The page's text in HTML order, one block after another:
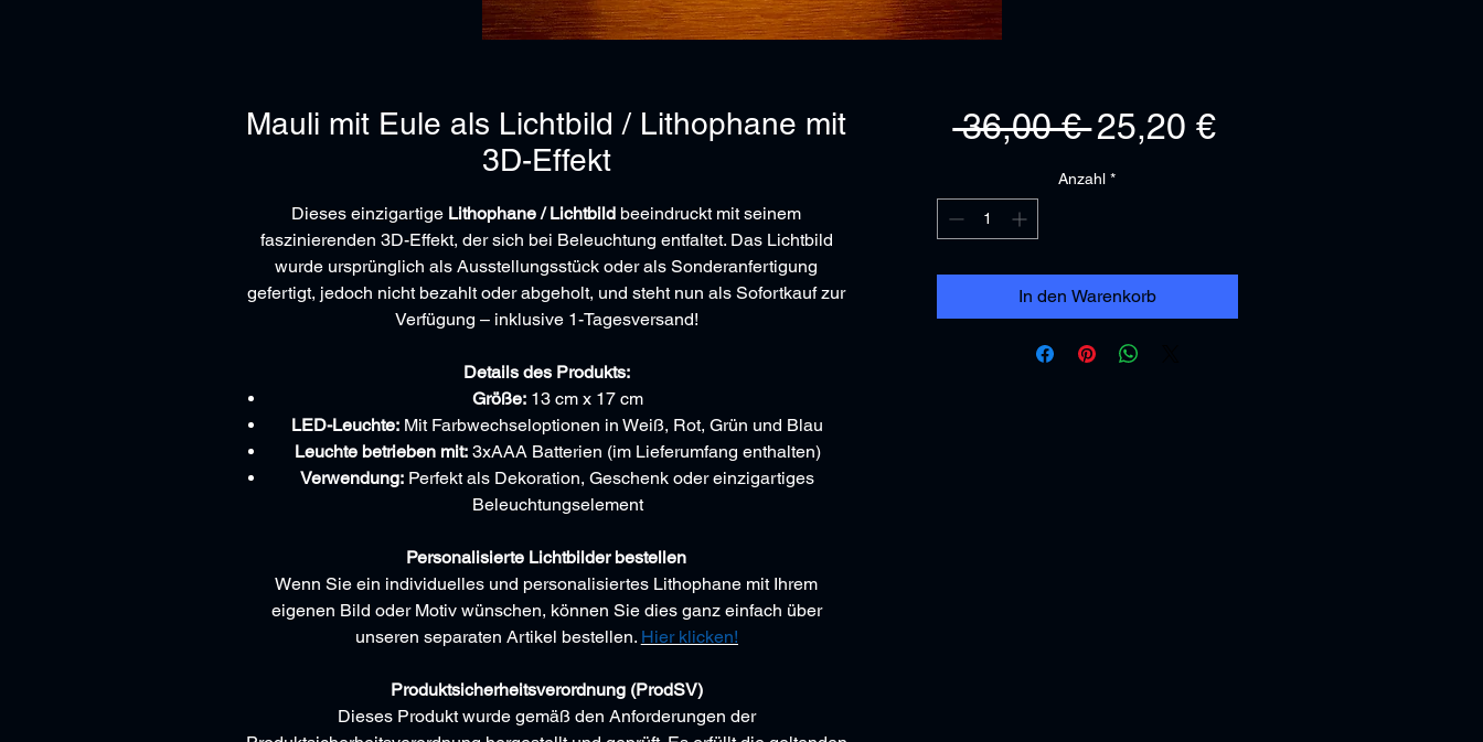
Mauli mit Eule als Lichtbild / Lithophane mit
3D-Effekt
Dieses einzigartige Lithophane / Lichtbild beeindruckt mit seinem
faszinierenden 3D-Effekt, der sich bei Beleuchtung entfaltet. Das Lichtbild
wurde ursprünglich als Ausstellungsstück oder als Sonderanfertigung
gefertigt, jedoch nicht bezahlt oder abgeholt, und steht nun als Sofortkauf zur
Verfügung – inklusive 1-Tagesversand!
Details des Produkts:
Größe:13 cm x 17 cm
LED-Leuchte: Mit Farbwechseloptionen in Weiß, Rot, Grün und Blau
Leuchte betrieben mit:3xAAA Batterien (im Lieferumfang enthalten)
Verwendung: Perfekt als Dekoration, Geschenk oder einzigartiges
Beleuchtungselement
Personalisierte Lichtbilder bestellen
Wenn Sie ein individuelles und personalisiertes Lithophane mit Ihrem
eigenen Bild oder Motiv wünschen, können Sie dies ganz einfach über
unseren separaten Artikel bestellen. Hier klicken!
Produktsicherheitsverordnung (ProdSV)
Dieses Produkt wurde gemäß den Anforderungen der
36,00 € Standardpreis
25,20 €Sale-
Anzahl *
In den Warenkorb